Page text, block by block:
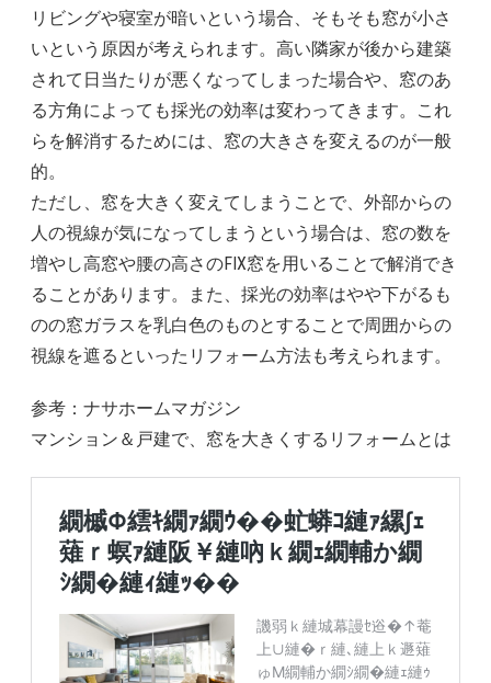
リビングや寝室が暗いという場合、そもそも窓が小さ
いという原因が考えられます。高い隣家が後から建築
されて日当たりが悪くなってしまった場合や、窓のあ
る方角によっても採光の効率は変わってきます。これ
らを解消するためには、窓の大きさを変えるのが一般
的。
ただし、窓を大きく変えてしまうことで、外部からの
人の視線が気になってしまうという場合は、窓の数を
増やし高窓や腰の高さのFIX窓を用いることで解消でき
ることがあります。また、採光の効率はやや下がるも
のの窓ガラスを乳白色のものとすることで周囲からの
視線を遮るといったリフォーム方法も考えられます。
参考：ナサホームマガジン
マンション＆戸建で、窓を大きくするリフォームとは